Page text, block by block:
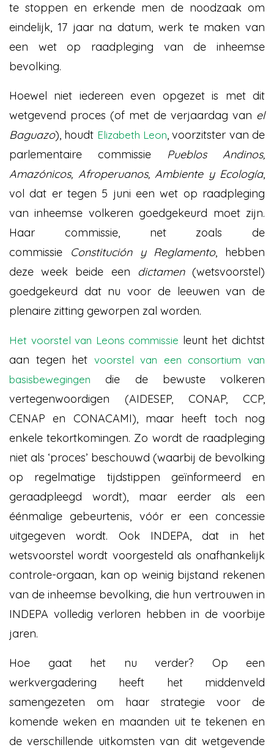
te stoppen en erkende men de noodzaak om
eindelijk, 17 jaar na datum, werk te maken van
een wet op raadpleging van de inheemse
bevolking.
Hoewel niet iedereen even opgezet is met dit
wetgevend proces (of met de verjaardag van el
Baguazo), houdt Elizabeth Leon, voorzitster van de
parlementaire commissie Pueblos Andinos,
Amazónicos, Afroperuanos, Ambiente y Ecología,
vol dat er tegen 5 juni een wet op raadpleging
van inheemse volkeren goedgekeurd moet zijn.
Haar commissie, net zoals de
commissie Constitución y Reglamento, hebben
deze week beide een dictamen(wetsvoorstel)
goedgekeurd dat nu voor de leeuwen van de
plenaire zitting geworpen zal worden.
Het voorstel van Leons commissie leunt het dichtst
aan tegen het voorstel van een consortium van
basisbewegingen die de bewuste volkeren
vertegenwoordigen (AIDESEP, CONAP, CCP,
CENAP en CONACAMI), maar heeft toch nog
enkele tekortkomingen. Zo wordt de raadpleging
niet als ‘proces’ beschouwd (waarbij de bevolking
op regelmatige tijdstippen geïnformeerd en
geraadpleegd wordt), maar eerder als een
éénmalige gebeurtenis, vóór er een concessie
uitgegeven wordt. Ook INDEPA, dat in het
wetsvoorstel wordt voorgesteld als onafhankelijk
controle-orgaan, kan op weinig bijstand rekenen
van de inheemse bevolking, die hun vertrouwen in
INDEPA volledig verloren hebben in de voorbije
jaren.
Hoe gaat het nu verder? Op een
werkvergadering heeft het middenveld
samengezeten om haar strategie voor de
komende weken en maanden uit te tekenen en
de verschillende uitkomsten van dit wetgevende